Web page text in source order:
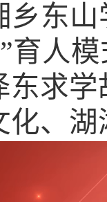
乡东
育人
东求
化、